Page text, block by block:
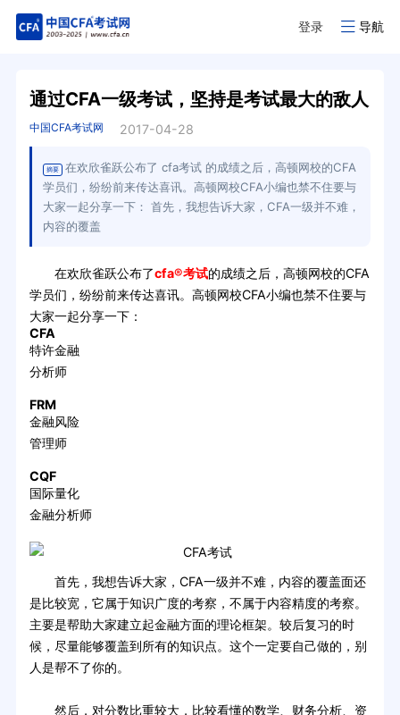
登录 导航
通过CFA一级考试，坚持是考试最大的敌人
中国CFA考试网 2017-04-28
摘要
在欢欣雀跃公布了 cfa考试 的成绩之后，高顿网校的CFA
学员们，纷纷前来传达喜讯。高顿网校CFA小编也禁不住要与
大家一起分享一下： 首先，我想告诉大家，CFA一级并不难，
内容的覆盖
在欢欣雀跃公布了cfa®考试的成绩之后，高顿网校的CFA
学员们，纷纷前来传达喜讯。高顿网校CFA小编也禁不住要与
大家一起分享一下：
CFA
特许金融
分析师
FRM
金融风险
管理师
CQF
国际量化
金融分析师
首先，我想告诉大家，CFA一级并不难，内容的覆盖面还
是比较宽，它属于知识广度的考察，不属于内容精度的考察。
主要是帮助大家建立起金融方面的理论框架。较后复习的时
候，尽量能够覆盖到所有的知识点。这个一定要自己做的，别
人是帮不了你的。
然后，对分数比重较大，比较看懂的数学、财务分析、资